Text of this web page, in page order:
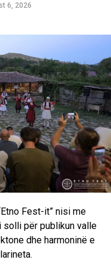
6, 2026
Fest-it” nisi me
solli për publikun valle
dhe harmoninë e